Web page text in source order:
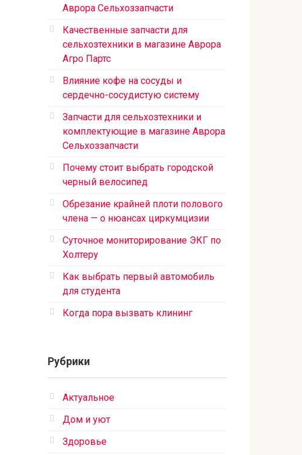
Аврора Сельхоззапчасти
Качественные запчасти для
сельхозтехники в магазине Аврора
Агро Партс
Влияние кофе на сосуды и
сердечно-сосудистую систему
Запчасти для сельхозтехники и
комплектующие в магазине Аврора
Сельхоззапчасти
Почему стоит выбрать городской
черный велосипед
Обрезание крайней плоти полового
члена — о нюансах циркумцизии
Суточное мониторирование ЭКГ по
Холтеру
Как выбрать первый автомобиль
для студента
Когда пора вызвать клининг
Рубрики
Актуальное
Дом и уют
Здоровье